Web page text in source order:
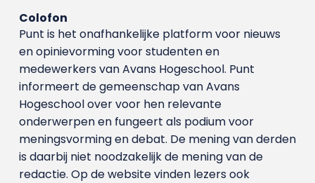
Colofon
Punt is het onafhankelijke platform voor nieuws
en opinievorming voor studenten en
medewerkers van Avans Hoge­school. Punt
informeert de gemeenschap van Avans
Hogeschool over voor hen relevante
onderwerpen en fungeert als podium voor
meningsvorming en debat. De mening van derden
is daarbij niet noodzakelijk de mening van de
redactie. Op de website vinden lezers ook